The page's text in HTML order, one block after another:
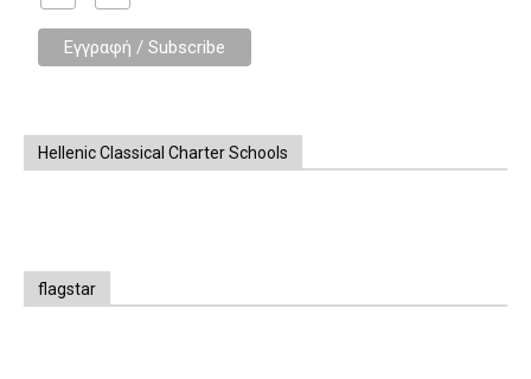
Hellenic Classical Charter Schools
flagstar